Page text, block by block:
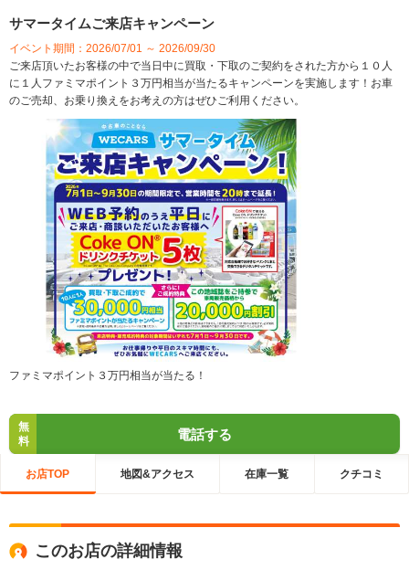
サマータイムご来店キャンペーン
イベント期間：2026/07/01 ～ 2026/09/30
ご来店頂いたお客様の中で当日中に買取・下取のご契約をされた方から１０人
に１人ファミマポイント３万円相当が当たるキャンペーンを実施します！お車
のご売却、お乗り換えをお考えの方はぜひご利用ください。
ファミマポイント３万円相当が当たる！
無
料
電話する
お店TOP 地図&アクセス 在庫一覧 クチコミ
このお店の詳細情報